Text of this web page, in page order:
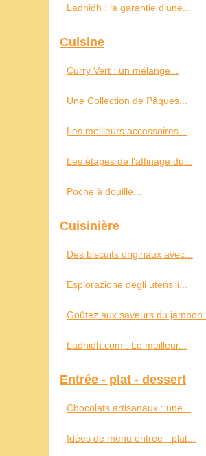
Ladhidh : la garantie d'une...
Cuisine
Curry Vert : un mélange...
Une Collection de Pâques...
Les meilleurs accessoires...
Les étapes de l'affinage du...
Poche à douille...
Cuisinière
Des biscuits originaux avec...
Esplorazione degli utensili...
Goûtez aux saveurs du jambon...
Ladhidh.com : Le meilleur...
Entrée - plat - dessert
Chocolats artisanaux : une...
Idées de menu entrée - plat...